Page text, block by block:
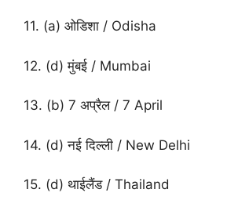
11. (a) ओडिशा / Odisha
12. (d) मुंबई / Mumbai
13. (b) 7 अप्रैल / 7 April
14. (d) नई दिल्ली / New Delhi
15. (d) थाईलैंड / Thailand